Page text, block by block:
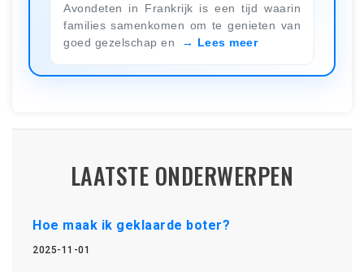
Avondeten in Frankrijk is een tijd waarin
families samenkomen om te genieten van
goed gezelschap en
Lees meer
LAATSTE ONDERWERPEN
Hoe maak ik geklaarde boter?
2025-11-01